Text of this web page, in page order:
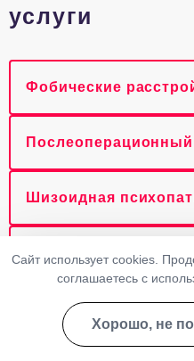
услуги
Фобические
Послеоперационный
Шизоидная
Психастения
Патологический
Сайт использует cookies.
соглашаетесь с
Хорошо, не